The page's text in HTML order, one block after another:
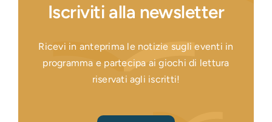
Iscriviti alla newsletter
Ricevi in anteprima le notizie sugli eventi in
programma e partecipa ai giochi di lettura
riservati agli iscritti!